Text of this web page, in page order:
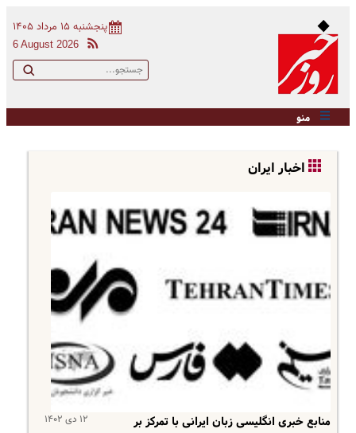
پنجشنبه ۱۵ مرداد ۱۴۰۵
6 August 2026
منو
اخبار ایران
۱۲ دی ۱۴۰۲
منابع خبری انگلیسی زبان ایرانی با تمرکز بر